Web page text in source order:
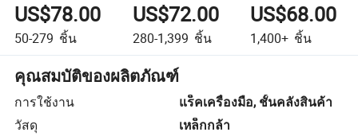
US$78.00
50-279 ชิ้น
US$72.00
280-1,399 ชิ้น
US$68.00
1,400+ ชิ้น
คุณสมบัติของผลิตภัณฑ์
การใช้งาน
แร็คเครื่องมือ, ชั้นคลังสินค้า
วัสดุ
เหล็กกล้า